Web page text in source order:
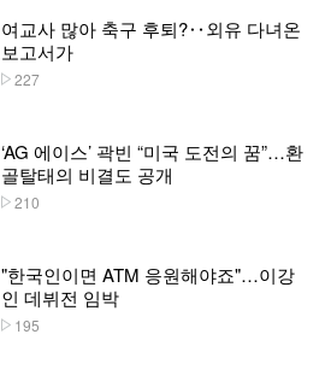
여교사 많아 축구 후퇴?‥외유 다녀온
보고서가
227
‘AG 에이스’ 곽빈 “미국 도전의 꿈”…환
골탈태의 비결도 공개
210
"한국인이면 ATM 응원해야죠"…이강
인 데뷔전 임박
195